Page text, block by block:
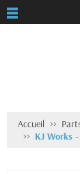
Accueil
KJ Works